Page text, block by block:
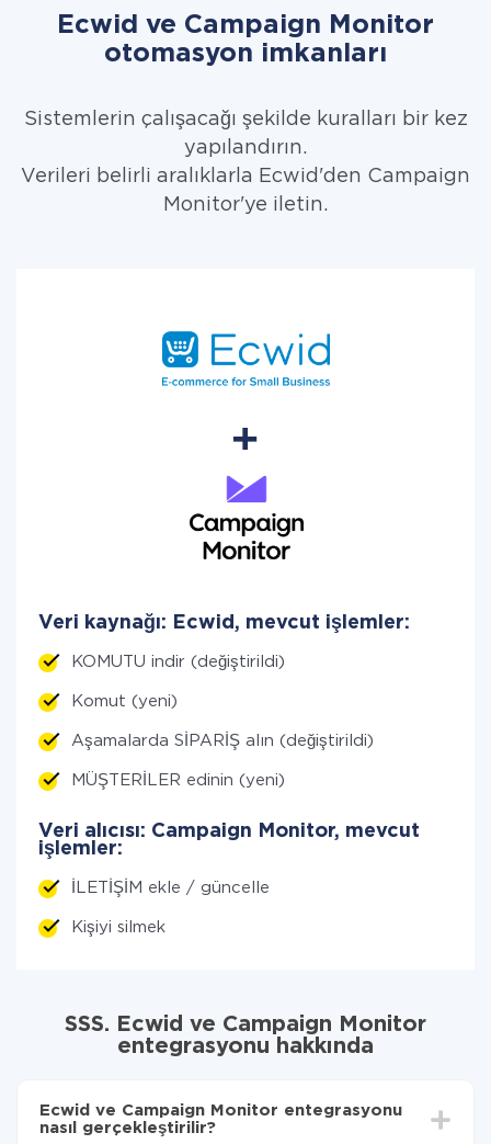
Ecwid ve Campaign Monitor
otomasyon imkanları
Sistemlerin çalışacağı şekilde kuralları bir kez
yapılandırın.
Verileri belirli aralıklarla Ecwid'den Campaign
Monitor'ye iletin.
Veri kaynağı: Ecwid, mevcut işlemler:
KOMUTU indir (değiştirildi)
Komut (yeni)
Aşamalarda SİPARİŞ alın (değiştirildi)
MÜŞTERİLER edinin (yeni)
Veri alıcısı: Campaign Monitor, mevcut
işlemler:
İLETİŞİM ekle / güncelle
Kişiyi silmek
SSS. Ecwid ve Campaign Monitor
entegrasyonu hakkında
Ecwid ve Campaign Monitor entegrasyonu
nasıl gerçekleştirilir?